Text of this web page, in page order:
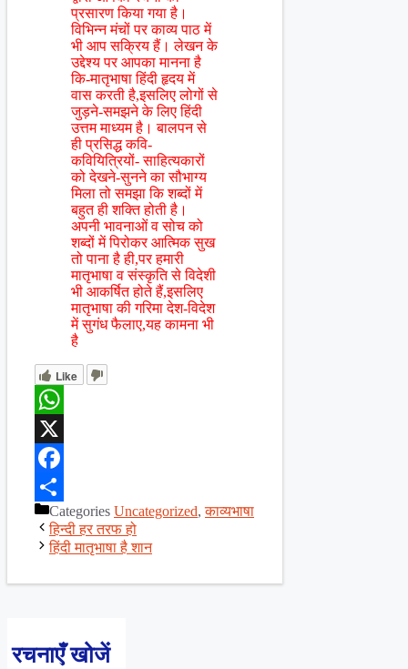
प्रसारण किया गया है।
विभिन्न मंचों पर काव्य पाठ में
भी आप सक्रिय हैं। लेखन के
उद्देश्य पर आपका मानना है
कि-मातृभाषा हिंदी हृदय में
वास करती है,इसलिए लोगों से
जुड़ने-समझने के लिए हिंदी
उत्तम माध्यम है। बालपन से
ही प्रसिद्ध कवि-
कवियित्रियों- साहित्यकारों
को देखने-सुनने का सौभाग्य
मिला तो समझा कि शब्दों में
बहुत ही शक्ति होती है।
अपनी भावनाओं व सोच को
शब्दों में पिरोकर आत्मिक सुख
तो पाना है ही,पर हमारी
मातृभाषा व संस्कृति से विदेशी
भी आकर्षित होते हैं,इसलिए
मातृभाषा की गरिमा देश-विदेश
में सुगंध फैलाए,यह कामना भी
है
Like
WhatsApp
X
Facebook
ShareCategories Uncategorized,काव्यभाषा
हिन्दी हर तरफ हो
हिंदी मातृभाषा है शान
रचनाएँ खोजें